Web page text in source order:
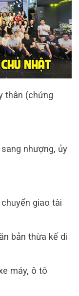
thân (chứng
nhượng, ủy
giao tài
bản thừa kế di
máy, ô tô